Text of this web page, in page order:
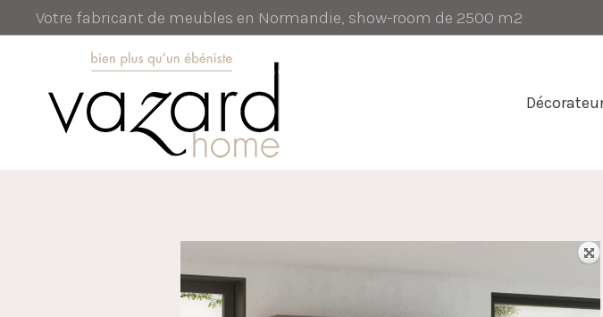
Votre fabricant de meubles en Normandie, show-room de 2500 m2